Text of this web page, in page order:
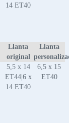
14 ET40
Llanta
original
Llanta
5,5 x 14
ET44|6 x
14 ET40
6,5 x 15
ET40